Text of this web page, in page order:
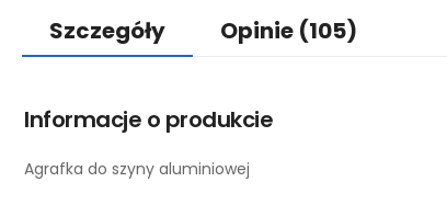
Szczegóły Opinie (105)
Informacje o produkcie
Agrafka do szyny aluminiowej